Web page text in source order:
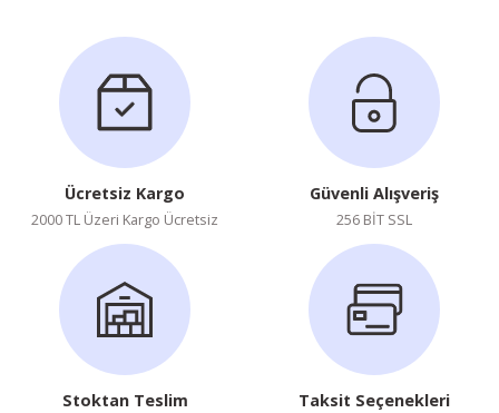
Ücretsiz Kargo
2000 TL Üzeri Kargo Ücretsiz
Güvenli Alışveriş
256 BİT SSL
Stoktan Teslim Taksit Seçenekleri